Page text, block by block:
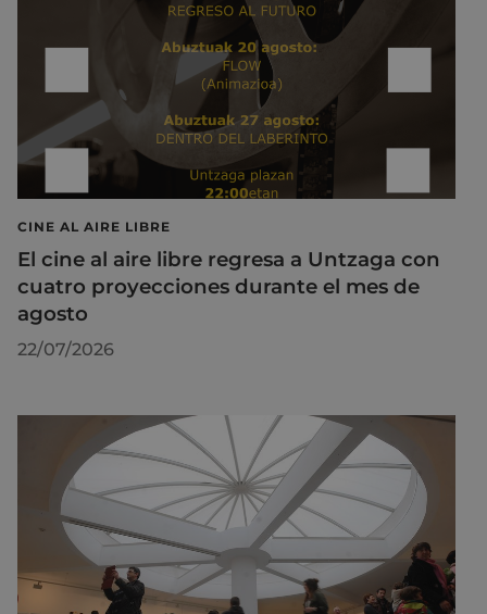
CINE AL AIRE LIBRE
El cine al aire libre regresa a Untzaga con
cuatro proyecciones durante el mes de
agosto
22/07/2026